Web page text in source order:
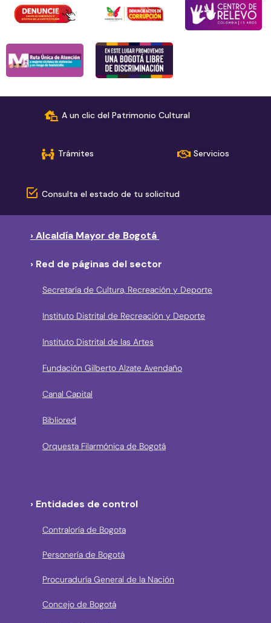
A un clic del Patrimonio Cultural
Trámites Servicios
Consulta el estado de tu solicitud
› Alcaldía Mayor de Bogotá
› Red de páginas del sector
Secretaría de Cultura, Recreación y Deporte
Instituto Distrital de Recreación y Deporte
Instituto Distrital de las Artes
Fundación Gilberto Alzate Avendaño
Canal Capital
Bibliored
Orquesta Filarmónica de Bogotá
› Entidades de control
Contraloría de Bogota
Personería de Bogotá
Procuraduría General de la Nación
Concejo de Bogotá